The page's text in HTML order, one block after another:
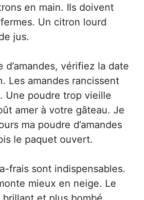
en main. Ils doivent
Un citron lourd
jus.
d’amandes, vérifiez la date
Les amandes rancissent
Une poudre trop vieille
amer à votre gâteau. Je
ma poudre d’amandes
le paquet ouvert.
frais sont indispensables.
mieux en neige. Le